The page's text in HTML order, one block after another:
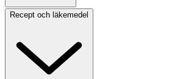
Recept och läkemedel